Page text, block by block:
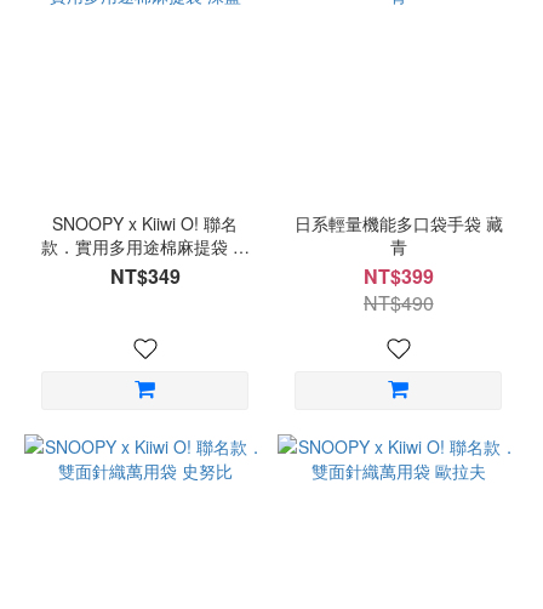
SNOOPY x Kiiwi O! 聯名
款．實用多用途棉麻提袋 深
藍
NT$349
日系輕量機能多口袋手袋 藏
青
NT$399
NT$490